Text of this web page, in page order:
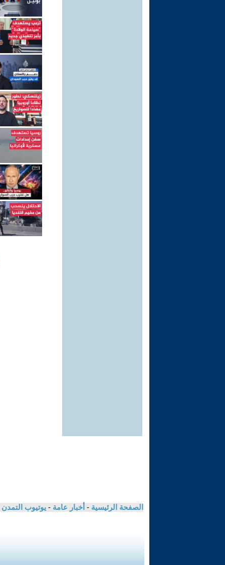
الصفحة الرئيسية - أخبار عامة - يوتيوب التمدن